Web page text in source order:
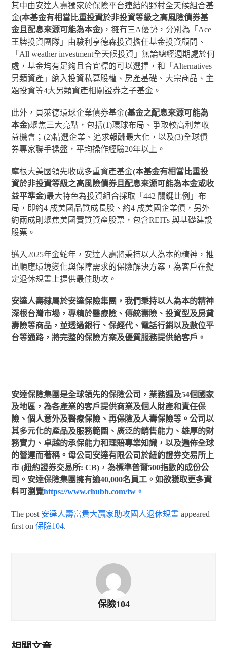
其中由安達人壽獨家於保險平台連結的野村全天候組合基
金(本基金有相當比重投資於非投資等級之高風險債券基
金且配息來源可能為本金) ，擁有三A優勢，分別為「Ace
王牌投資團隊」由駿利亨德森投資擔任基金投資顧問、
「All weather investment全天候投資」無論總經週期處於何
處，基金均有足夠且合宜標的可以選擇，和「Alternatives
另類資產」納入投資私募股權、房產基礎、大宗商品、主
題投資等4大另類資產相關證券之子基金。
此外，貝萊德環球企業債券基金(基金之配息來源可能為
本金)聚焦三大亮點，包括(1)環球布局、爭取較高利差收
益機會；(2)精選企業、追求報酬最大化，以及(3)全球債
券專家聯手操盤，平均操作經驗20年以上。
摩根大美國領先收成多重資產基金(本基金有相當比重投
資於非投資等級之高風險債券且配息來源可能為本金或收
益平準金)最大特色為投資組合採取「442 關鍵比例」布
局，即約4 成美國品質成長股、約4 成美國企業債，另外
約兩成則聚焦美國實質資產股票，包含REITs 與基礎建設
股票。
邁入2025年金蛇年，安達人壽將秉持以人為本的精神，推
出順應環境變化與保障需求的保險解決方案，為客戶在擬
定退休規畫上提供最佳助攻。
安達人壽隸屬於安達保險集團，我們秉持以人為本的精神
深根台灣市場，專精於醫療險、傳統壽險、投資型及房貸
壽險等商品，並透過銀行、保經代、電話行銷以及數位平
台等通路，將完整的保險方案及優質服務提供給客戶。
–
安達保險集團是全球領先的保險公司，業務遍及54個國家
及地區，為各產業的客戶提供商業及個人財產和責任保
險、個人意外及醫療保險、再保險及人壽保險等。公司以
其多元化的產品及服務範圍、廣泛的銷售能力、雄厚的財
務實力、卓越的承保能力和理賠專業知識，以及遍佈全球
的營運而著稱。母公司安達有限公司於紐約證券交易所上
市 (紐約證券交易所: CB)，為標準普爾500指數的成份公
司。安達保險集團擁有逾40,000名員工。如欲獲取更多資
料可瀏覽https://www.chubb.com/tw。
The post 安達人壽富貴大贏家助攻國人退休規畫 appeared
first on保險104.
保險104